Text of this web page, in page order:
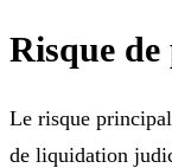
Risque
Le risque
de liquidation